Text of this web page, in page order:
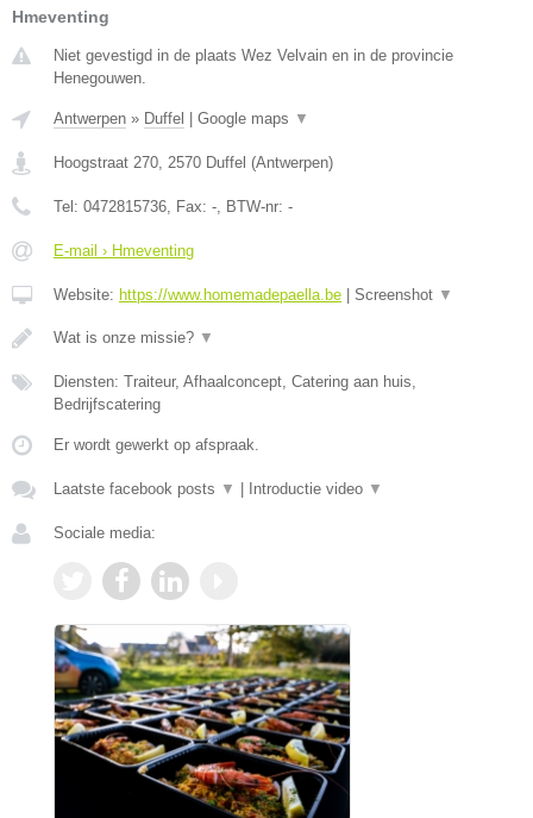
Hmeventing
Niet gevestigd in de plaats Wez Velvain en in de provincie
Henegouwen.
Antwerpen » Duffel Google maps ▼
Hoogstraat 270, 2570 Duffel (Antwerpen)
Tel: 0472815736, Fax: -, BTW-nr: -
E-mail › Hmeventing
Website: https://www.homemadepaella.be Screenshot ▼
Wat is onze missie? ▼
Diensten: Traiteur, Afhaalconcept, Catering aan huis,
Bedrijfscatering
Er wordt gewerkt op afspraak.
Laatste facebook posts ▼ Introductie video ▼
Sociale media: